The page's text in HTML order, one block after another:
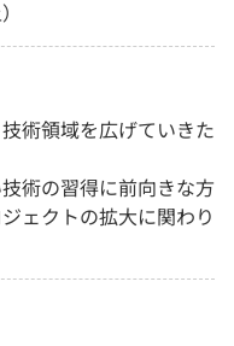
術領域を広げていきた
術の習得に前向きな方
ェクトの拡大に関わり